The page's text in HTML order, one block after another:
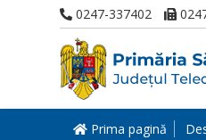
0247-337402
Prima pagină